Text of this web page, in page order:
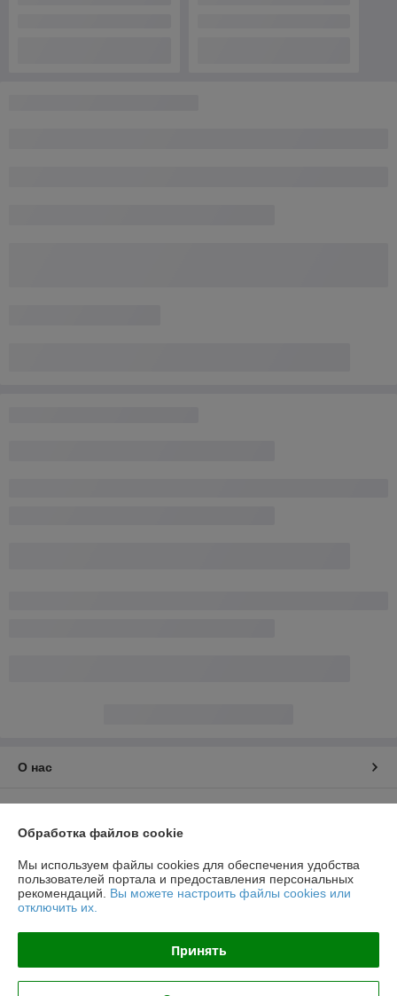
О нас
График работы
Полная версия сайта
Обработка файлов cookie
Мы используем файлы cookies для обеспечения удобства
пользователей портала и предоставления персональных
рекомендаций. Вы можете настроить файлы cookies или
отключить их.
Принять